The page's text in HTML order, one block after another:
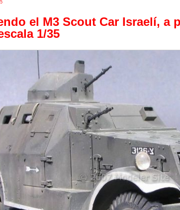
el M3 Scout Car Israelí, a
1/35